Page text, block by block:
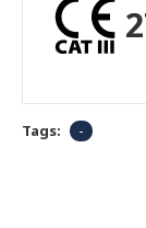
Tags: -